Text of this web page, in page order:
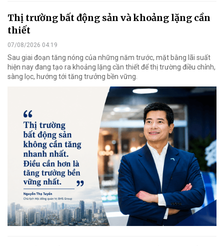
Thị trường bất động sản và khoảng lặng cần
thiết
07/08/2026 04:19
Sau giai đoạn tăng nóng của những năm trước, mặt bằng lãi suất
hiện nay đang tạo ra khoảng lặng cần thiết để thị trường điều chỉnh,
sàng lọc, hướng tới tăng trưởng bền vững.